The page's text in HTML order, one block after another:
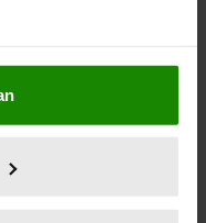
uw geografische
kan zijn
(fingerprinting)